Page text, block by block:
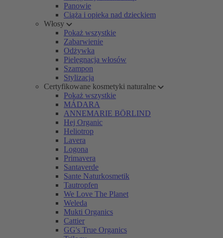
Panowie
Ciąża i opieka nad dzieckiem
Włosy
Pokaż wszystkie
Zabarwienie
Odżywka
Pielęgnacja włosów
Szampon
Stylizacja
Certyfikowane kosmetyki naturalne
Pokaż wszystkie
MÁDARA
ANNEMARIE BÖRLIND
Hej Organic
Heliotrop
Lavera
Logona
Primavera
Santaverde
Sante Naturkosmetik
Tautropfen
We Love The Planet
Weleda
Mukti Organics
Cattier
GG's True Organics